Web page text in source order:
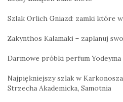
Szlak Orlich Gniazd: zamki które
Zakynthos Kalamaki – zaplanuj
Darmowe próbki perfum Yodeyma
Najpiękniejszy szlak w
Strzecha Akademicka, Samotnia